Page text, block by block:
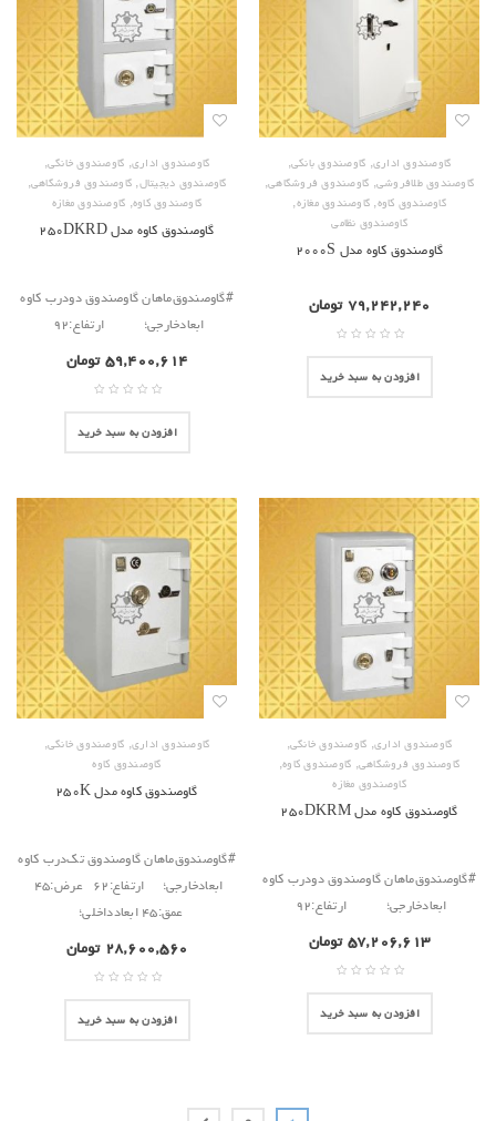
گاوصندوق اداری, گاوصندوق بانکی,
گاوصندوق طلافروشی, گاوصندوق فروشگاهی,
گاوصندوق کاوه, گاوصندوق مغازه,
گاوصندوق نظامی
گاوصندوق کاوه مدل ۲۰۰۰S
۷۹,۲۴۲,۲۴۰تومان
افزودن به سبد خرید
گاوصندوق اداری, گاوصندوق خانگی,
گاوصندوق دیجیتال, گاوصندوق فروشگاهی,
گاوصندوق کاوه, گاوصندوق مغازه
گاوصندوق کاوه مدل ۲۵۰DKRD
#گاوصندوق‌ماهان گاوصندوق دودرب کاوه
ابعادخارجی؛ ارتفاع:۹۲
۵۹,۴۰۰,۶۱۴تومان
افزودن به سبد خرید
گاوصندوق اداری, گاوصندوق خانگی,
گاوصندوق فروشگاهی, گاوصندوق کاوه,
گاوصندوق مغازه
گاوصندوق کاوه مدل ۲۵۰DKRM
#گاوصندوق‌ماهان گاوصندوق دودرب کاوه
ابعادخارجی؛ ارتفاع:۹۲
۵۷,۲۰۶,۶۱۳تومان
افزودن به سبد خرید
گاوصندوق اداری, گاوصندوق خانگی,
گاوصندوق کاوه
گاوصندوق کاوه مدل ۲۵۰K
#گاوصندوق‌ماهان گاوصندوق تک‌درب کاوه
عمق:۴۵ ابعادداخلی؛
۲۸,۶۰۰,۵۶۰ تومان
افزودن به سبد خرید